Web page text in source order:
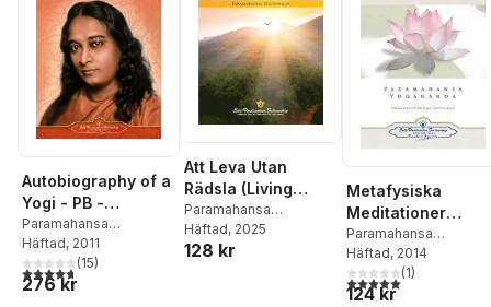
Autobiography of a
Yogi - PB -
(Swedish)
Paramahansa
Yogananda
Häftad, 2011
4,7utav 5 stjärnor. Totalt antal röster:
(15)
276 kr
Att Leva Utan
Rädsla (Living
Fearlessly
Swedish)
Paramahansa
Yogananda
Häftad, 2025
128 kr
Metafysiska
Meditationer
(Metaphysical
Meditations -
Swedish)
Paramahansa
Yogananda
Häftad, 2014
5,0utav 5 stjärnor.
(1)
124 kr